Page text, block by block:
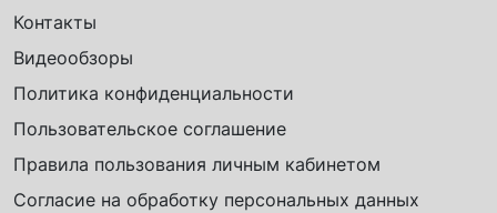
Контакты
Видеообзоры
Политика конфиденциальности
Пользовательское соглашение
Правила пользования личным кабинетом
Согласие на обработку персональных данных